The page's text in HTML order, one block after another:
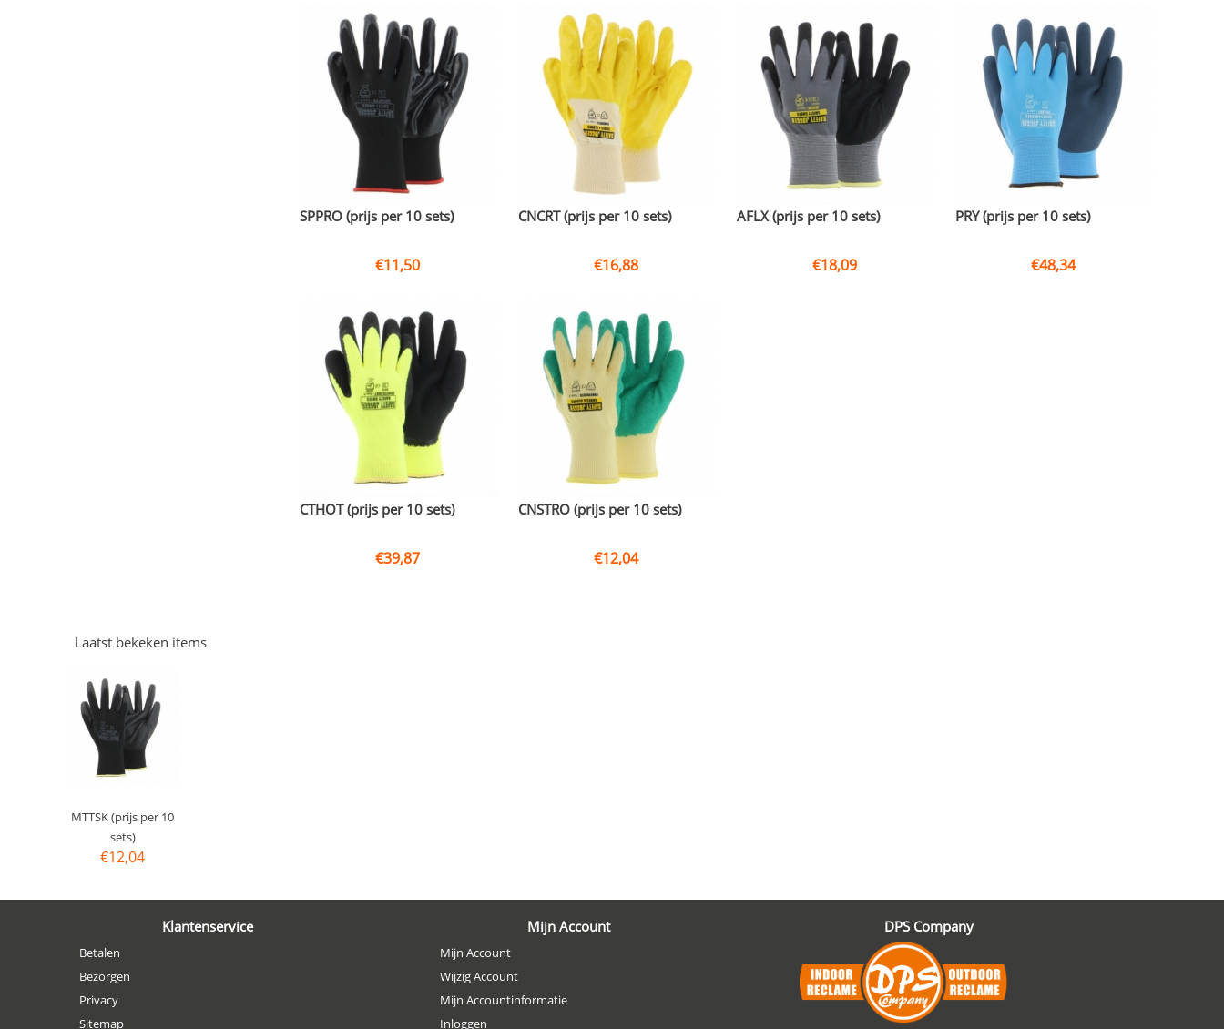
SPPRO (prijs per 10 sets)
€11,50
CNCRT (prijs per 10 sets)
€16,88
AFLX (prijs per 10 sets)
€18,09
PRY (prijs per 10 sets)
€48,34
CTHOT (prijs per 10 sets)
€39,87
CNSTRO (prijs per 10 sets)
€12,04
Laatst bekeken items
MTTSK (prijs per 10
sets)
€12,04
Klantenservice
Betalen
Bezorgen
Privacy
Sitemap
Mijn Account
Mijn Account
Wijzig Account
Mijn Accountinformatie
Inloggen
DPS Company